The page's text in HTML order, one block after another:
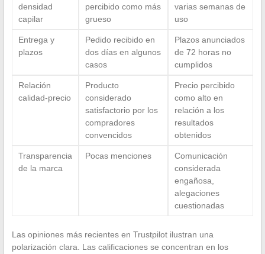
densidad
capilar
percibido como más
grueso
varias semanas de
uso
Entrega y
plazos
Pedido recibido en
dos días en algunos
casos
Plazos anunciados
de 72 horas no
cumplidos
Relación
calidad-precio
Producto
considerado
satisfactorio por los
compradores
convencidos
Precio percibido
como alto en
relación a los
resultados
obtenidos
Transparencia
de la marca
Pocas menciones
Comunicación
considerada
engañosa,
alegaciones
cuestionadas
Las opiniones más recientes en Trustpilot ilustran una
polarización clara. Las calificaciones se concentran en los